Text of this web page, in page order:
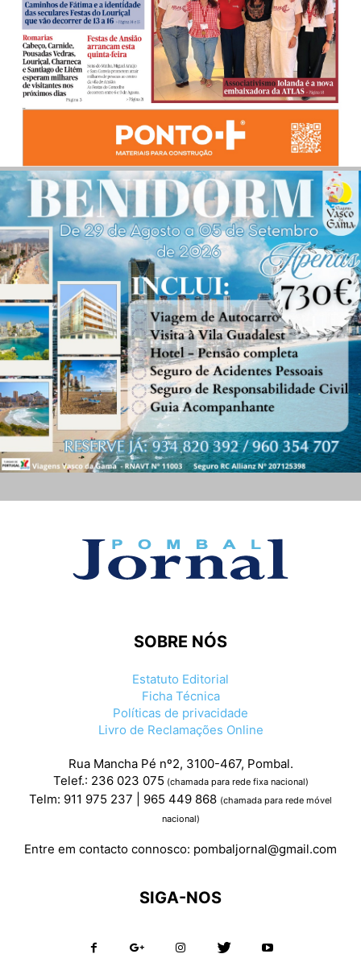
SOBRE NÓS
Estatuto Editorial
Ficha Técnica
Políticas de privacidade
Livro de Reclamações Online
Rua Mancha Pé nº2, 3100-467, Pombal.
Telef.: 236 023 075 (chamada para rede fixa nacional)
Telm: 911 975 237 | 965 449 868 (chamada para rede móvel
nacional)
Entre em contacto connosco: pombaljornal@gmail.com
SIGA-NOS